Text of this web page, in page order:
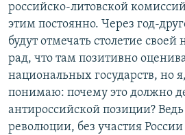
российско-литовской
этим постоянно. Через год-
будут отмечать столетие
рад, что там позитивно
национальных государств, но
понимаю: почему это должно
антироссийской позиции?
революции, без участия